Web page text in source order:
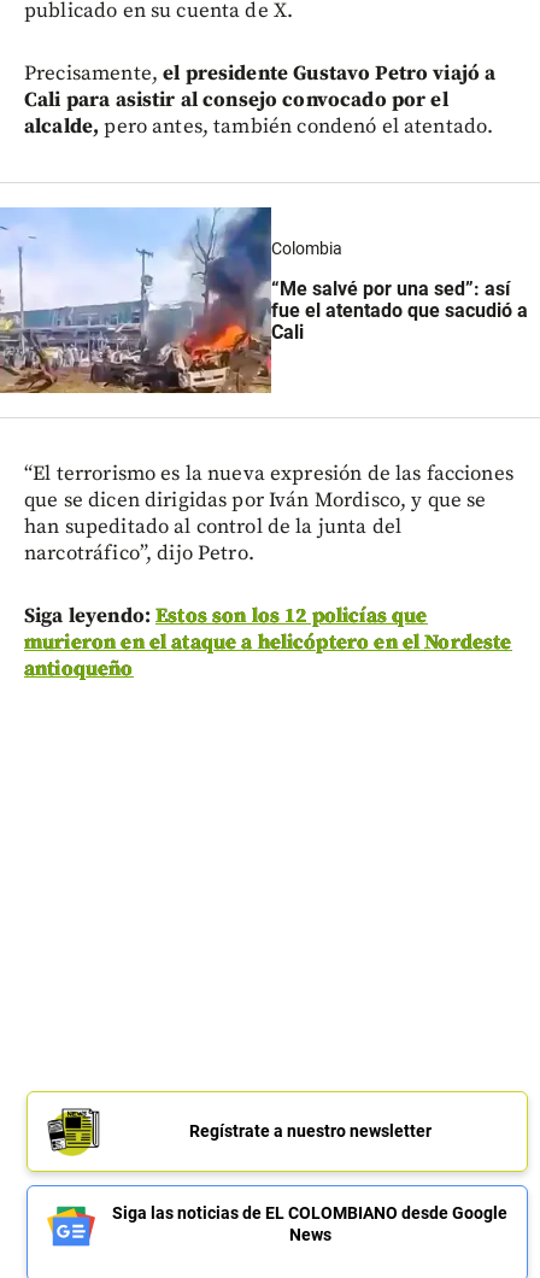
publicado en su cuenta de X.
Precisamente,el presidente Gustavo Petro viajó a
Cali para asistir al consejo convocado por el
alcalde,pero antes, también condenó el atentado.
Colombia
“Me salvé por una sed”: así
fue el atentado que sacudió a
Cali
“El terrorismo es la nueva expresión de las facciones
que se dicen dirigidas por Iván Mordisco, y que se
han supeditado al control de la junta del
narcotráfico”, dijo Petro.
Siga leyendo:Estos son los 12 policías que
murieron en el ataque a helicóptero en elNordeste
antioqueño
Regístrate a nuestro newsletter
Siga las noticias de EL COLOMBIANO desde Google
News